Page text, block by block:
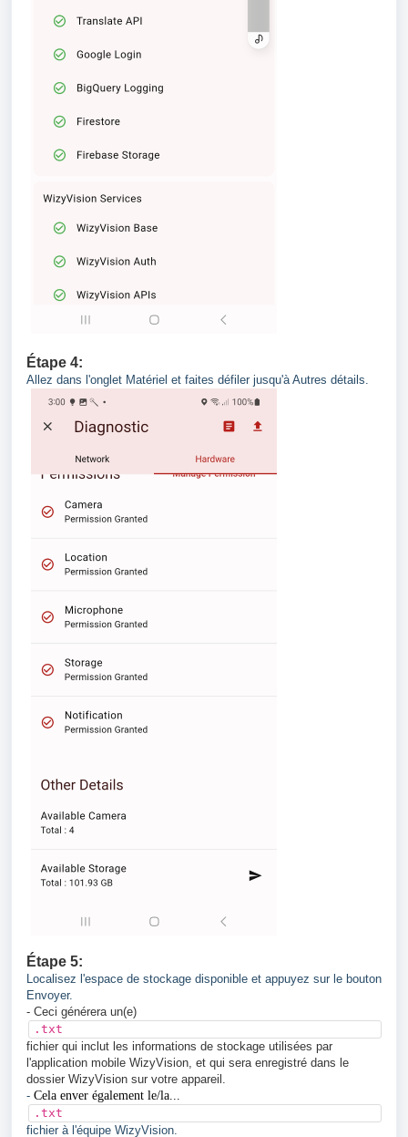
Étape 4:
Allez dans l'onglet Matériel et faites défiler jusqu'à Autres détails.
Étape 5:
Localisez l'espace de stockage disponible et appuyez sur le bouton
Envoyer.
- Ceci générera un(e)
.txt
fichier qui inclut les informations de stockage utilisées par
l'application mobile WizyVision, et qui sera enregistré dans le
dossier WizyVision sur votre appareil.
- Cela enver également le/la...
.txt
fichier à l'équipe WizyVision.